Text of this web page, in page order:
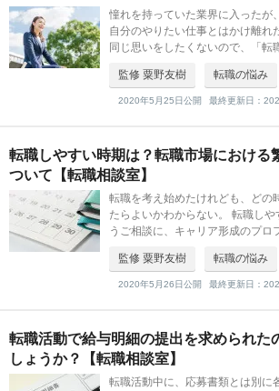
憧れを持っていた業界に入ったが
自分のやりたい仕事とはかけ離れ
同じ思いをしたくないので、「転
成のプロフェッショナルとして、
監修 粟野友樹 転職の悩み
2020年5月25日公開 最終更新日：
転職しやすい時期は？転職市場における
ついて【転職相談室】
転職を考え始めたけれども、どの
たらよいかわからない。 転職し
うご相談に、キャリア形成のプロ
す。 [templ
監修 粟野友樹 転職の悩み
2020年5月26日公開 最終更新日：
転職活動で給与明細の提出を求められた
しょうか？【転職相談室】
転職活動中に、応募書類とは別に